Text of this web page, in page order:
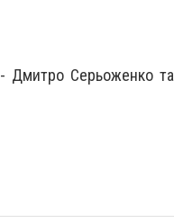
- Дмитро Серьоженко та